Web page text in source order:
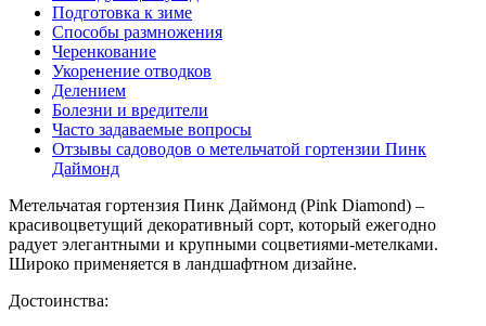
Подготовка к зиме
Способы размножения
Черенкование
Укоренение отводков
Делением
Болезни и вредители
Часто задаваемые вопросы
Отзывы садоводов о метельчатой гортензии Пинк
Даймонд
Метельчатая гортензия Пинк Даймонд (Pink Diamond) –
красивоцветущий декоративный сорт, который ежегодно
радует элегантными и крупными соцветиями-метелками.
Широко применяется в ландшафтном дизайне.
Достоинства: